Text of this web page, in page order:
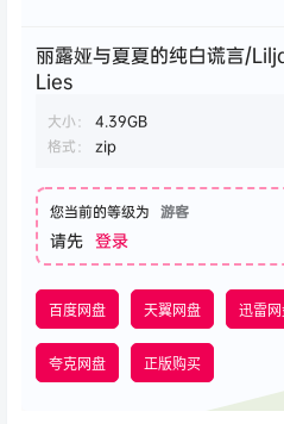
丽露娅与夏夏的纯白谎言/
Lies
大小：
4.39GB
格式：
zip
您当前的等级为 游客
请先 登录
百度网盘 天翼网盘 迅雷
夸克网盘 正版购买